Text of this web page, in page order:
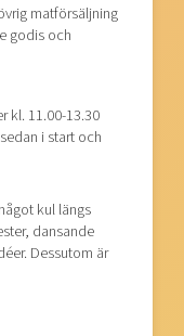
matförsäljning
godis och
kl. 11.00-13.30
i start och
kul längs
dansande
Dessutom är